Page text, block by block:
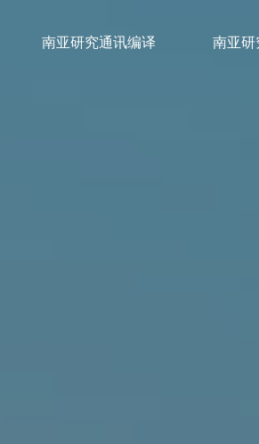
南亚研究通讯编译 南亚研